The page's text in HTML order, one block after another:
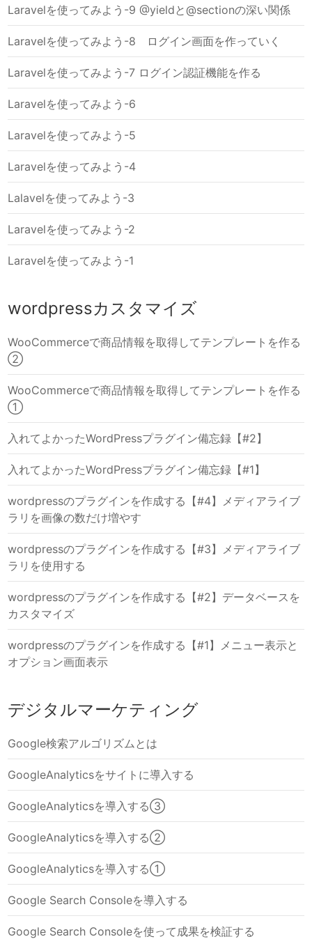
Laravelを使ってみよう-9 @yieldと@sectionの深い関係
Laravelを使ってみよう-8 ログイン画面を作っていく
Laravelを使ってみよう-7 ログイン認証機能を作る
Laravelを使ってみよう-6
Laravelを使ってみよう-5
Laravelを使ってみよう-4
Lalavelを使ってみよう-3
Laravelを使ってみよう-2
Laravelを使ってみよう-1
wordpressカスタマイズ
WooCommerceで商品情報を取得してテンプレートを作る
②
WooCommerceで商品情報を取得してテンプレートを作る
①
入れてよかったWordPressプラグイン備忘録【#2】
入れてよかったWordPressプラグイン備忘録【#1】
wordpressのプラグインを作成する【#4】メディアライブ
ラリを画像の数だけ増やす
wordpressのプラグインを作成する【#3】メディアライブ
ラリを使用する
wordpressのプラグインを作成する【#2】データベースを
カスタマイズ
wordpressのプラグインを作成する【#1】メニュー表示と
オプション画面表示
デジタルマーケティング
Google検索アルゴリズムとは
GoogleAnalyticsをサイトに導入する
GoogleAnalyticsを導入する③
GoogleAnalyticsを導入する②
GoogleAnalyticsを導入する①
Google Search Consoleを導入する
Google Search Consoleを使って成果を検証する